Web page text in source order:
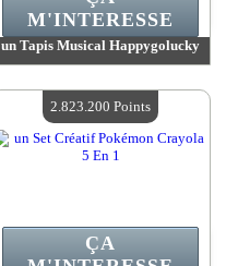
un Tapis Musical Happygolucky
Quantité Disponible :4
M'INTERESSE
ÇA
2.823.200 Points